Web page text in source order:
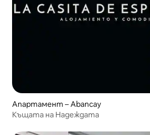
Апартамент – Abancay
Къщата на Надеждата